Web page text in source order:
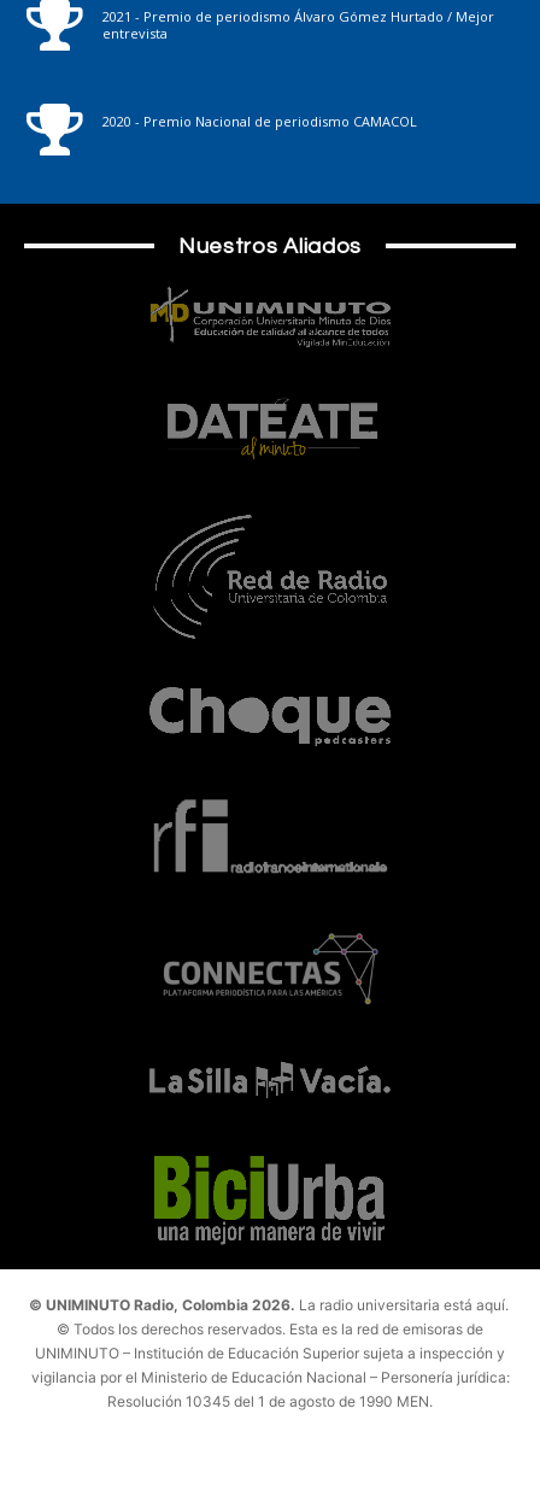
2021 - Premio de periodismo Álvaro Gómez Hurtado / Mejor
entrevista
2020 - Premio Nacional de periodismo CAMACOL
Nuestros Aliados
© UNIMINUTO Radio, Colombia 2026. La radio universitaria está aquí.
© Todos los derechos reservados. Esta es la red de emisoras de
UNIMINUTO – Institución de Educación Superior sujeta a inspección y
vigilancia por el Ministerio de Educación Nacional – Personería jurídica:
Resolución 10345 del 1 de agosto de 1990 MEN.